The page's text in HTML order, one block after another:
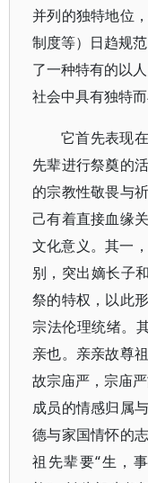
并列的独特地位
制度等）日趋规
了一种特有的以
社会中具有独特而
它首先表现
先辈进行祭奠的
的宗教性敬畏与
己有着直接血缘
文化意义。其一，
别，突出嫡长子
祭的特权，以此
宗法伦理统绪。
亲也。亲亲故尊
故宗庙严，宗庙
成员的情感归属
德与家国情怀的
祖先辈要“生，